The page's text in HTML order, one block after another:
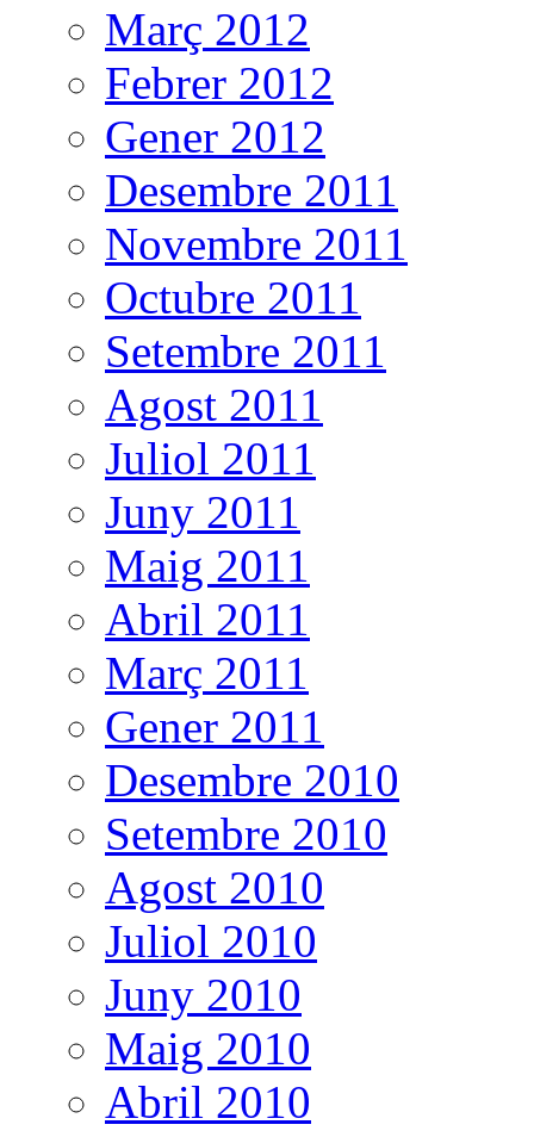
Març 2012
Febrer 2012
Gener 2012
Desembre 2011
Novembre 2011
Octubre 2011
Setembre 2011
Agost 2011
Juliol 2011
Juny 2011
Maig 2011
Abril 2011
Març 2011
Gener 2011
Desembre 2010
Setembre 2010
Agost 2010
Juliol 2010
Juny 2010
Maig 2010
Abril 2010